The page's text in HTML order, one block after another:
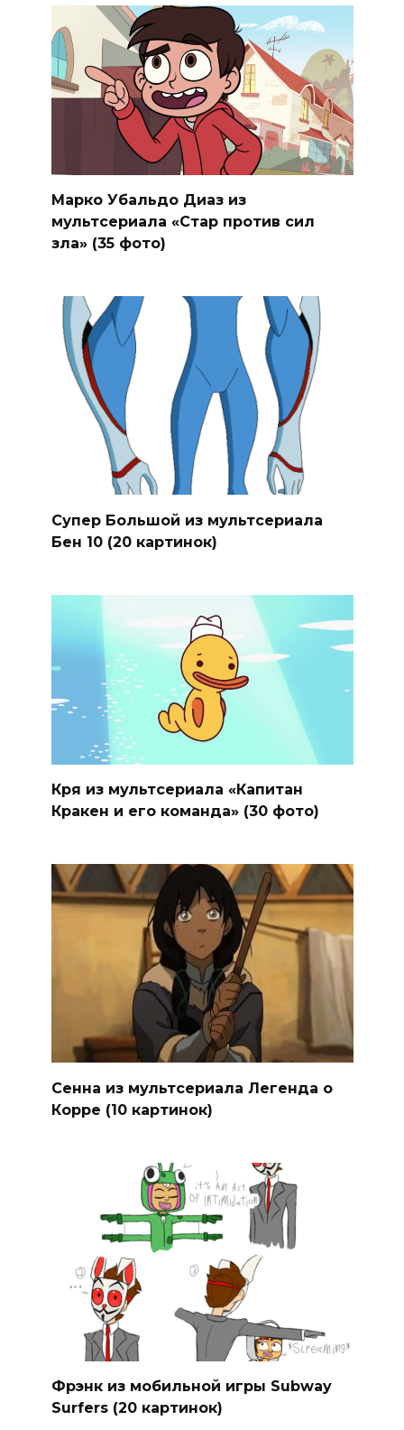
Марко Убальдо Диаз из
мультсериала «Стар против сил
зла» (35 фото)
Супер Большой из мультсериала
Бен 10 (20 картинок)
Кря из мультсериала «Капитан
Кракен и его команда» (30 фото)
Сенна из мультсериала Легенда о
Корре (10 картинок)
Фрэнк из мобильной игры Subway
Surfers (20 картинок)